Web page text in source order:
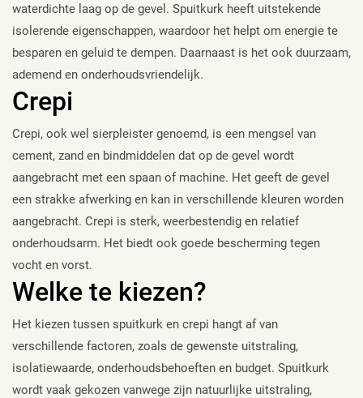
waterdichte laag op de gevel. Spuitkurk heeft uitstekende
isolerende eigenschappen, waardoor het helpt om energie te
besparen en geluid te dempen. Daarnaast is het ook duurzaam,
ademend en onderhoudsvriendelijk.
Crepi
Crepi, ook wel sierpleister genoemd, is een mengsel van
cement, zand en bindmiddelen dat op de gevel wordt
aangebracht met een spaan of machine. Het geeft de gevel
een strakke afwerking en kan in verschillende kleuren worden
aangebracht. Crepi is sterk, weerbestendig en relatief
onderhoudsarm. Het biedt ook goede bescherming tegen
vocht en vorst.
Welke te kiezen?
Het kiezen tussen spuitkurk en crepi hangt af van
verschillende factoren, zoals de gewenste uitstraling,
isolatiewaarde, onderhoudsbehoeften en budget. Spuitkurk
wordt vaak gekozen vanwege zijn natuurlijke uitstraling,